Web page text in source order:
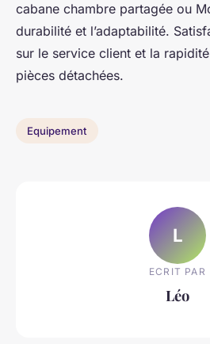
cabane chambre partagée ou
durabilité et l’adaptabilité.
sur le service client et la
pièces détachées.
Equipement
L
ECRIT PAR
Léo